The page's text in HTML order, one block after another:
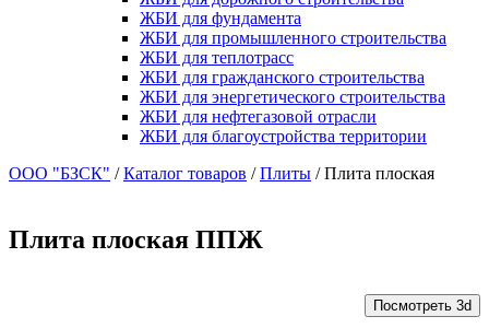
ЖБИ для фундамента
ЖБИ для промышленного строительства
ЖБИ для теплотрасс
ЖБИ для гражданского строительства
ЖБИ для энергетического строительства
ЖБИ для нефтегазовой отрасли
ЖБИ для благоустройства территории
ООО "БЗСК" /Каталог товаров /Плиты /Плита плоская
Плита плоская ППЖ
Посмотреть 3d